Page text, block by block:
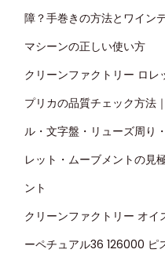
障？手巻きの方法とワイン
マシーンの正しい使い方
クリーンファクトリー ロレ
プリカの品質チェック方法
ル・文字盤・リューズ周り
レット・ムーブメントの見
ント
クリーンファクトリー オイ
ーペチュアル36 126000 ピ